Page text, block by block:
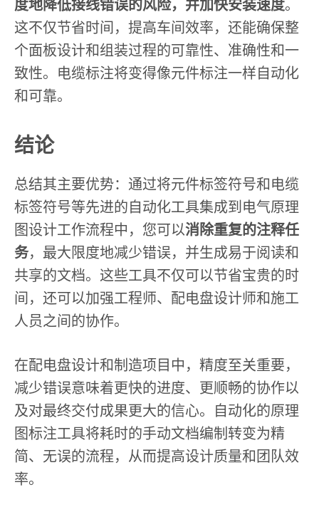
度地降低接线错误的风险，并加快安装速度。
这不仅节省时间，提高车间效率，还能确保整
个面板设计和组装过程的可靠性、准确性和一
致性。电缆标注将变得像元件标注一样自动化
和可靠。
结论
总结其主要优势：通过将元件标签符号和电缆
标签符号等先进的自动化工具集成到电气原理
图设计工作流程中，您可以消除重复的注释任
务，最大限度地减少错误，并生成易于阅读和
共享的文档。这些工具不仅可以节省宝贵的时
间，还可以加强工程师、配电盘设计师和施工
人员之间的协作。
在配电盘设计和制造项目中，精度至关重要，
减少错误意味着更快的进度、更顺畅的协作以
及对最终交付成果更大的信心。自动化的原理
图标注工具将耗时的手动文档编制转变为精
简、无误的流程，从而提高设计质量和团队效
率。